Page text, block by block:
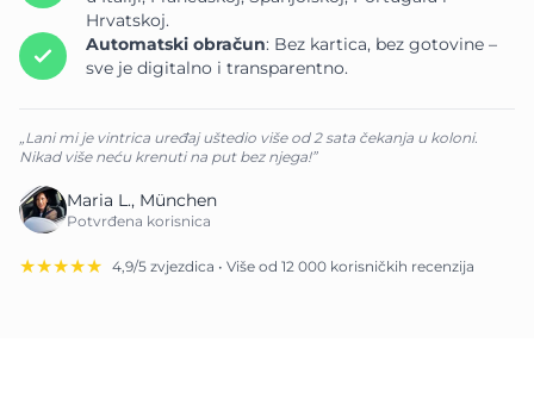
Hrvatskoj.
Automatski obračun: Bez kartica, bez gotovine –
sve je digitalno i transparentno.
„Lani mi je vintrica uređaj uštedio više od 2 sata čekanja u koloni.
Nikad više neću krenuti na put bez njega!”
Maria L., München
Potvrđena korisnica
★★★★★ 4,9/5 zvjezdica • Više od 12 000 korisničkih recenzija